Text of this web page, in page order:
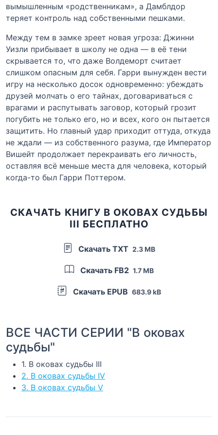
вымышленным «родственникам», а Дамблдор
теряет контроль над собственными пешками.
Между тем в замке зреет новая угроза: Джинни
Уизли прибывает в школу не одна — в её тени
скрывается то, что даже Волдеморт считает
слишком опасным для себя. Гарри вынужден вести
игру на несколько досок одновременно: убеждать
друзей молчать о его тайнах, договариваться с
врагами и распутывать заговор, который грозит
погубить не только его, но и всех, кого он пытается
защитить. Но главный удар приходит оттуда, откуда
не ждали — из собственного разума, где Император
Вишейт продолжает перекраивать его личность,
оставляя всё меньше места для человека, который
когда-то был Гарри Поттером.
СКАЧАТЬ КНИГУ В ОКОВАХ СУДЬБЫ
III БЕСПЛАТНО
Скачать TXT 2.3 MB
Скачать FB2 1.7 MB
Скачать EPUB 683.9 kB
ВСЕ ЧАСТИ СЕРИИ "В оковах
судьбы"
1. В оковах судьбы III
2. В оковах судьбы IV
3. В оковах судьбы V